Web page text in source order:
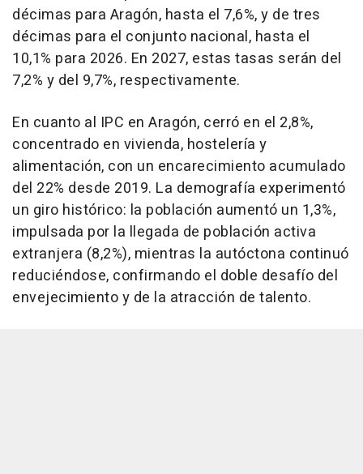
décimas para Aragón, hasta el 7,6%, y de tres
décimas para el conjunto nacional, hasta el
10,1% para 2026. En 2027, estas tasas serán del
7,2% y del 9,7%, respectivamente.
En cuanto al IPC en Aragón, cerró en el 2,8%,
concentrado en vivienda, hostelería y
alimentación, con un encarecimiento acumulado
del 22% desde 2019. La demografía experimentó
un giro histórico: la población aumentó un 1,3%,
impulsada por la llegada de población activa
extranjera (8,2%), mientras la autóctona continuó
reduciéndose, confirmando el doble desafío del
envejecimiento y de la atracción de talento.